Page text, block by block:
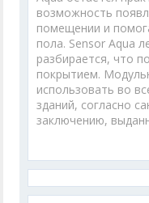
возможность
помещении и
пола. Sensor Aqua
разбирается, что
покрытием.
использовать во
зданий, согласно
заключению,